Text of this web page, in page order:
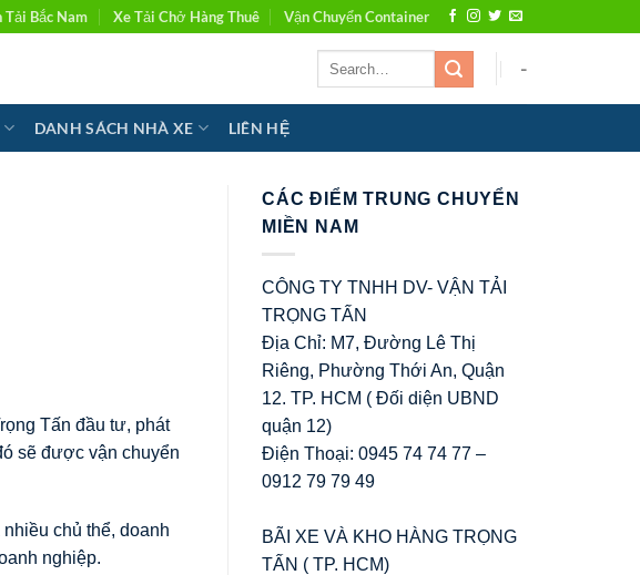
Tải Bắc Nam Xe Tải Chở Hàng Thuê Vận Chuyển Container
-
DANH SÁCH NHÀ XE LIÊN HỆ
Tấn đầu tư, phát
sẽ được vận chuyển
chủ thể, doanh
nghiệp.
CÁC ĐIỂM TRUNG CHUYỂN
MIỀN NAM
CÔNG TY TNHH DV- VẬN TẢI
TRỌNG TẤN
Địa Chỉ: M7, Đường Lê Thị
Riêng, Phường Thới An, Quận
12. TP. HCM ( Đối diện UBND
quận 12)
Điện Thoại: 0945 74 74 77 –
0912 79 79 49
BÃI XE VÀ KHO HÀNG TRỌNG
TẤN ( TP. HCM)